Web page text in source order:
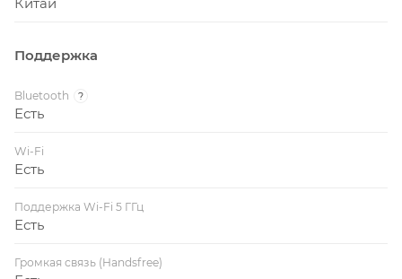
Поддержка
Bluetooth ?
Есть
Wi-Fi
Есть
Поддержка Wi-Fi 5 ГГц
Есть
Громкая связь (Handsfree)